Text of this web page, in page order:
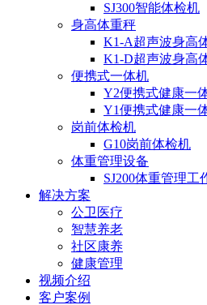
SJ300智能体检机
身高体重秤
K1-A超声波身高
K1-D超声波身高
便携式一体机
Y2便携式健康一
Y1便携式健康一
岗前体检机
G10岗前体检机
体重管理设备
SJ200体重管理工
解决方案
公卫医疗
智慧养老
社区康养
健康管理
视频介绍
客户案例